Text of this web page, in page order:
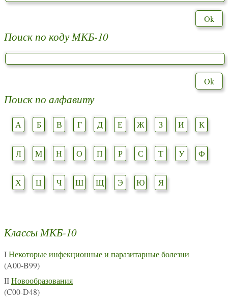
Поиск по коду МКБ-10
Поиск по алфавиту
А Б В Г Д Е Ж З И К
Л М Н О П Р С Т У Ф
Х Ц Ч Ш Щ Э Ю Я
Классы МКБ-10
IНекоторые инфекционные и паразитарные болезни
(A00-B99)
IIНовообразования
(C00-D48)